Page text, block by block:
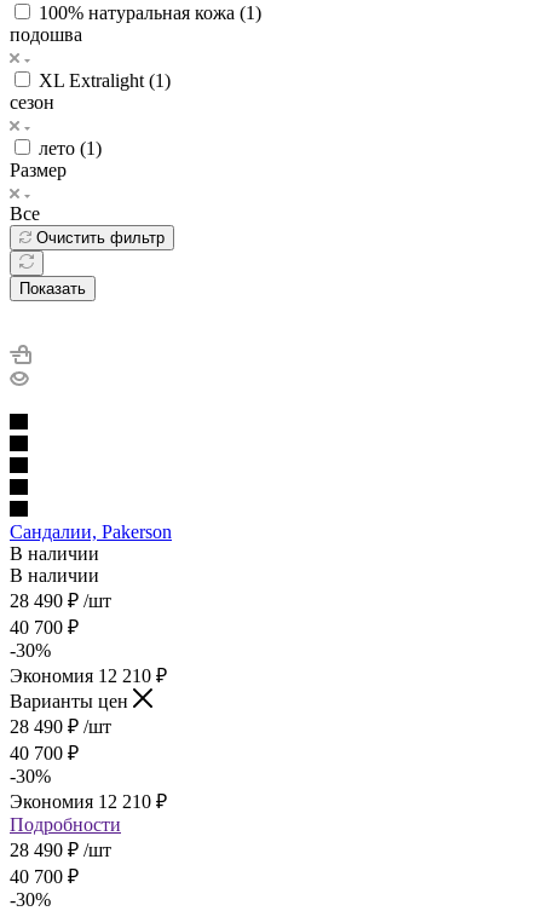
100% натуральная кожа (1)
подошва
XL Extralight (1)
сезон
лето (1)
Размер
Все
Очистить фильтр
Показать
Сандалии, Pakerson
В наличии
В наличии
28 490 ₽ /шт
40 700 ₽
-30%
Экономия 12 210 ₽
Варианты цен
28 490 ₽ /шт
40 700 ₽
-30%
Экономия 12 210 ₽
Подробности
28 490 ₽ /шт
40 700 ₽
-30%